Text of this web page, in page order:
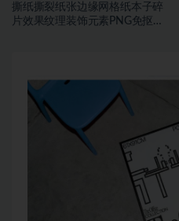
撕纸撕裂纸张边缘网格纸本子碎
片效果纹理装饰元素PNG免抠图